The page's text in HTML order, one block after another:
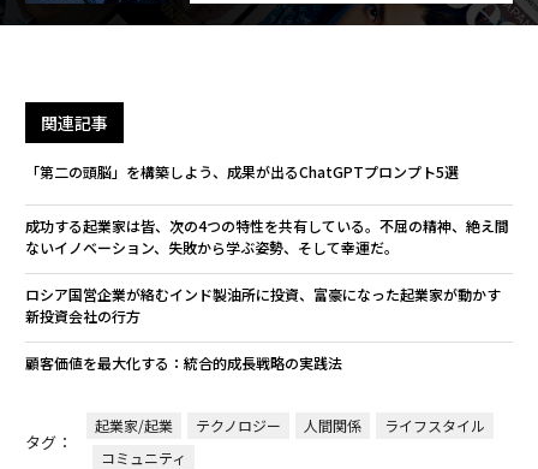
関連記事
「第二の頭脳」を構築しよう、成果が出るChatGPTプロンプト5選
成功する起業家は皆、次の4つの特性を共有している。不屈の精神、絶え間
ないイノベーション、失敗から学ぶ姿勢、そして幸運だ。
ロシア国営企業が絡むインド製油所に投資、富豪になった起業家が動かす
新投資会社の行方
顧客価値を最大化する：統合的成長戦略の実践法
タグ：
起業家/起業 テクノロジー 人間関係
ライフスタイル
コミュニティ